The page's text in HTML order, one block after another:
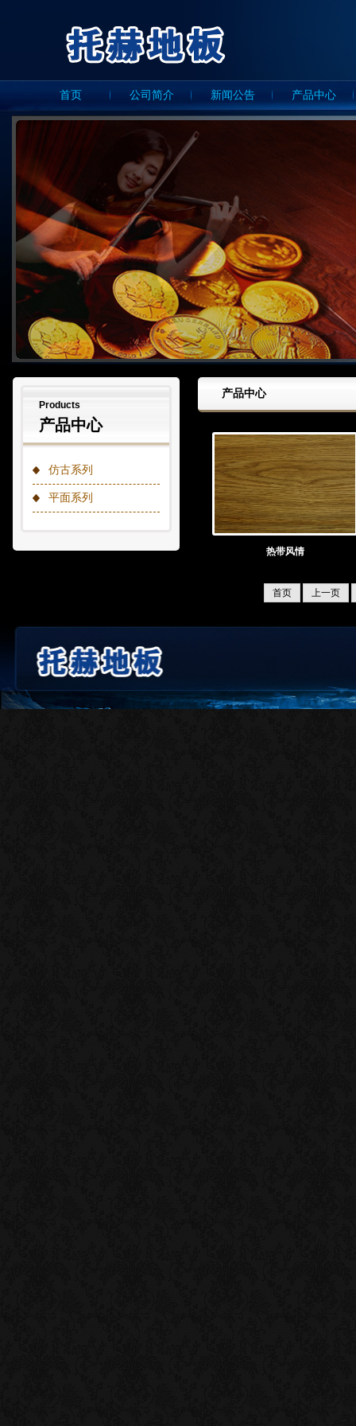
首页 公司简介 新闻公告 产品中心
Products
产品中心
仿古系列
平面系列
产品中心
热带风情
首页 上一页